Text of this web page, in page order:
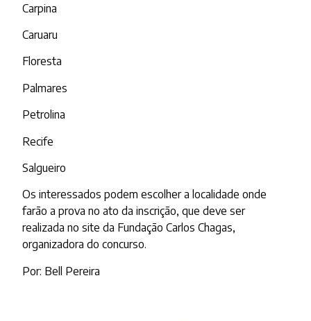
Carpina
Caruaru
Floresta
Palmares
Petrolina
Recife
Salgueiro
Os interessados podem escolher a localidade onde
farão a prova no ato da inscrição, que deve ser
realizada no site da Fundação Carlos Chagas,
organizadora do concurso.
Por: Bell Pereira